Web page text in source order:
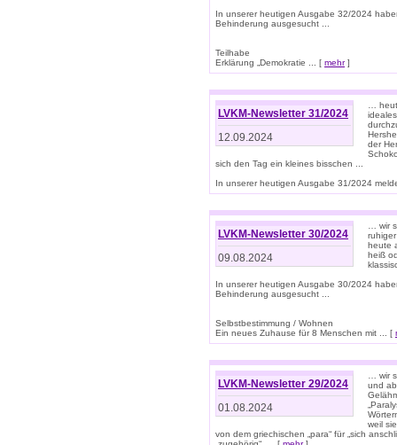
In unserer heutigen Ausgabe 32/2024
Behinderung ausgesucht ...
Teilhabe
Erklärung „Demokratie ... [ mehr]
LVKM-Newsletter 31/2024
12.09.2024
…
der
sich den Tag ein kleines bisschen ...
In unserer heutigen Ausgabe 31/2024
LVKM-Newsletter 30/2024
09.08.2024
… wir
heute
heiß
In unserer heutigen Ausgabe 30/2024
Behinderung ausgesucht ...
Selbstbestimmung / Wohnen
Ein neues Zuhause für 8 Menschen mit ... [
LVKM-Newsletter 29/2024
01.08.2024
… wir
und
weil
von dem griechischen „para“ für „sich